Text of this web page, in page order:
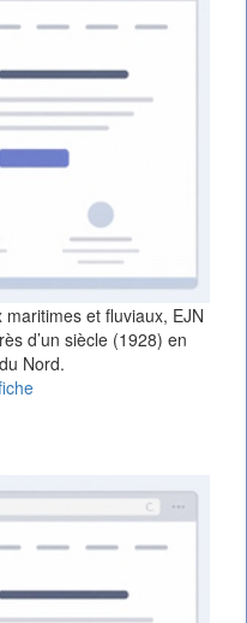
et fluviaux, EJN
d’un siècle (1928) en
Nord.